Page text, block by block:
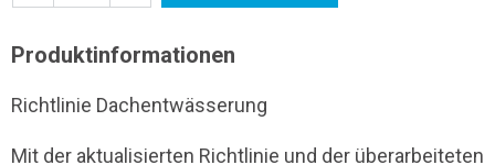
Produktinformationen
Richtlinie Dachentwässerung
Mit der aktualisierten Richtlinie und der überarbeiteten